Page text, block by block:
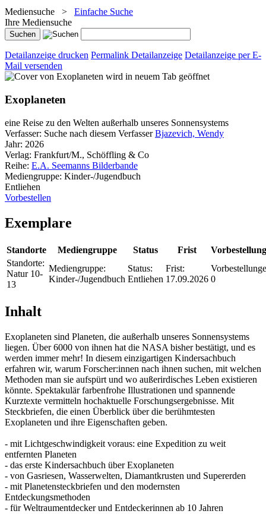
Mediensuche > Einfache Suche
Ihre Mediensuche
Detailanzeige drucken Permalink Detailanzeige Detailanzeige per E-
Mail versenden
wird in neuem Tab geöffnet
Exoplaneten
eine Reise zu den Welten außerhalb unseres Sonnensystems
Verfasser: Suche nach diesem Verfasser Bjazevich, Wendy
Jahr: 2026
Verlag: Frankfurt/M., Schöffling & Co
Reihe: E.A. Seemanns Bilderbande
Mediengruppe: Kinder-/Jugendbuch
Entliehen
Vorbestellen
Exemplare
Standorte Mediengruppe Status Frist
Standorte:
Natur 10-
13
Mediengruppe:
Kinder-/Jugendbuch
Status:
Entliehen
Frist:
17.09.2026 0
Inhalt
Exoplaneten sind Planeten, die außerhalb unseres Sonnensystems
liegen. Über 6000 von ihnen hat die NASA bisher bestätigt, und es
werden immer mehr! In diesem einzigartigen Kindersachbuch
erfahren wir, warum Forscher:innen nach ihnen suchen, mit welchen
Methoden man sie aufspürt und wo außerirdisches Leben existieren
könnte. Spektakulär farbenfrohe Illustrationen und spannende
Kurztexte vermitteln hochaktuelle Forschungsergebnisse. Mit
Steckbriefen, die einen Überblick über die berühmtesten
Exoplaneten und ihre Eigenschaften geben.
- mit Lichtgeschwindigkeit voraus: eine Expedition zu weit
entfernten Planeten
- das erste Kindersachbuch über Exoplaneten
- von Gasriesen, Wasserwelten, Diamantkrusten und Supererden
- mit Planetensteckbriefen und den modernsten
Entdeckungsmethoden
- für Weltraumentdecker und Entdeckerinnen ab 10 Jahren